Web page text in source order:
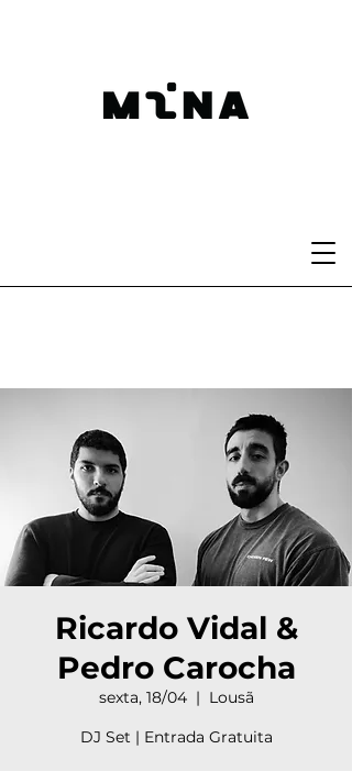
Ricardo Vidal &
Pedro Carocha
sexta, 18/04
  |
Lousã
DJ Set | Entrada Gratuita